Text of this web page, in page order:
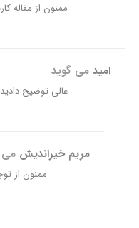
ممنون از مقاله
امید می گوید
عالی توضیح دادید
مریم خیراندیش می
ممنون از